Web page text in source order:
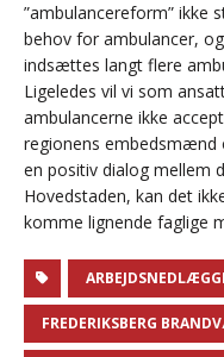
”ambulancereform” ikke
behov for ambulancer,
indsættes langt flere
Ligeledes vil vi som
ambulancerne ikke
regionens embedsmænd
en positiv dialog mellem
Hovedstaden, kan det
komme lignende faglige
FREDERIKSBERG